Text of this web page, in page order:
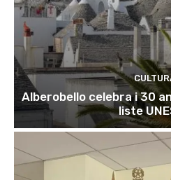
Alberobello celebra i 30
liste